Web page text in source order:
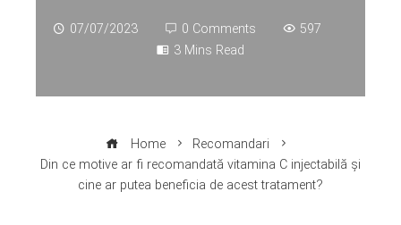
07/07/2023 0 Comments
597
3 Mins Read
Home
Recomandari
Din ce motive ar fi recomandată vitamina C injectabilă și
cine ar putea beneficia de acest tratament?